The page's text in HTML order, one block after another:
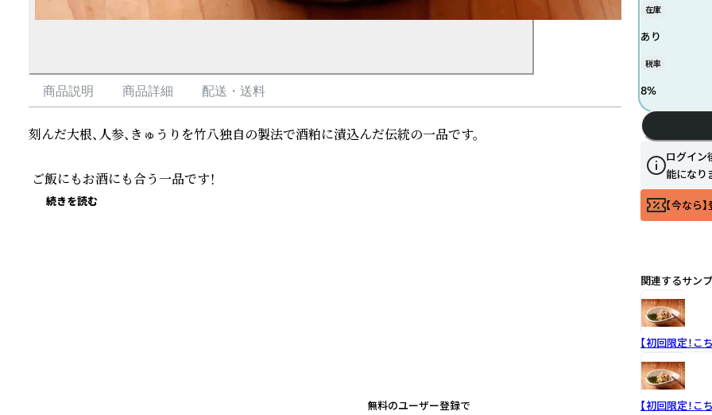
商品説明 商品詳細 配送・送料
刻んだ大根、人参、きゅうりを竹八独自の製法で酒粕に漬込んだ伝統の一品です。
ご飯にもお酒にも合う一品です！
続きを読む
在庫
あり
税率
8%
ログイン
能になり
【今なら
関連するサン
【初回限定！こ
【初回限定！こ
無料のユーザー登録で